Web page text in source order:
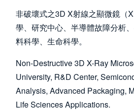
非破壞式之3D X射線之顯微鏡（
學、研究中心、半導體故障分析
料科學、生命科學。
Non-Destructive 3D X-Ray
University, R&D Center,
Analysis, Advanced Packaging,
Life Sciences Applications.